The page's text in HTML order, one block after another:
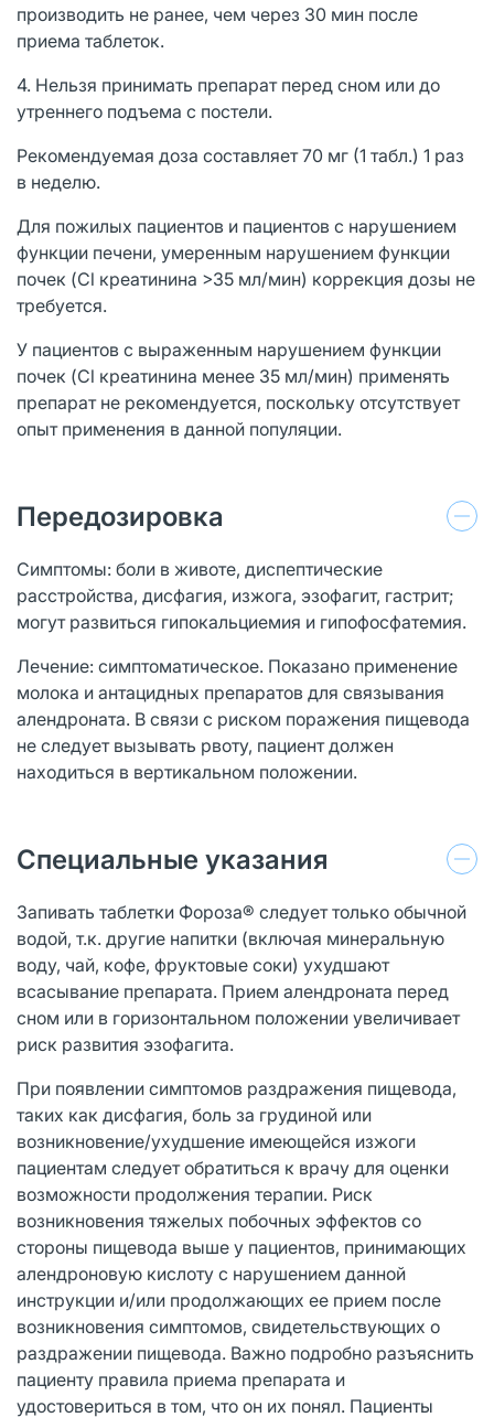
производить не ранее, чем через 30 мин после
приема таблеток.
4. Нельзя принимать препарат перед сном или до
утреннего подъема с постели.
Рекомендуемая доза составляет 70 мг (1 табл.) 1 раз
в неделю.
Для пожилых пациентов и пациентов с нарушением
функции печени, умеренным нарушением функции
почек (Cl креатинина >35 мл/мин) коррекция дозы не
требуется.
У пациентов с выраженным нарушением функции
почек (Cl креатинина менее 35 мл/мин) применять
препарат не рекомендуется, поскольку отсутствует
опыт применения в данной популяции.
Передозировка
Симптомы: боли в животе, диспептические
расстройства, дисфагия, изжога, эзофагит, гастрит;
могут развиться гипокальциемия и гипофосфатемия.
Лечение: симптоматическое. Показано применение
молока и антацидных препаратов для связывания
алендроната. В связи с риском поражения пищевода
не следует вызывать рвоту, пациент должен
находиться в вертикальном положении.
Специальные указания
Запивать таблетки Фороза® следует только обычной
водой, т.к. другие напитки (включая минеральную
воду, чай, кофе, фруктовые соки) ухудшают
всасывание препарата. Прием алендроната перед
сном или в горизонтальном положении увеличивает
риск развития эзофагита.
При появлении симптомов раздражения пищевода,
таких как дисфагия, боль за грудиной или
возникновение/ухудшение имеющейся изжоги
пациентам следует обратиться к врачу для оценки
возможности продолжения терапии. Риск
возникновения тяжелых побочных эффектов со
стороны пищевода выше у пациентов, принимающих
алендроновую кислоту с нарушением данной
инструкции и/или продолжающих ее прием после
возникновения симптомов, свидетельствующих о
раздражении пищевода. Важно подробно разъяснить
пациенту правила приема препарата и
удостовериться в том, что он их понял. Пациенты